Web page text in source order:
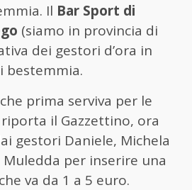
Il Bar Sport di
(siamo in provincia di
dei gestori d’ora in
bestemmia.
prima serviva per le
il Gazzettino, ora
gestori Daniele, Michela
Muledda per inserire una
va da 1 a 5 euro.